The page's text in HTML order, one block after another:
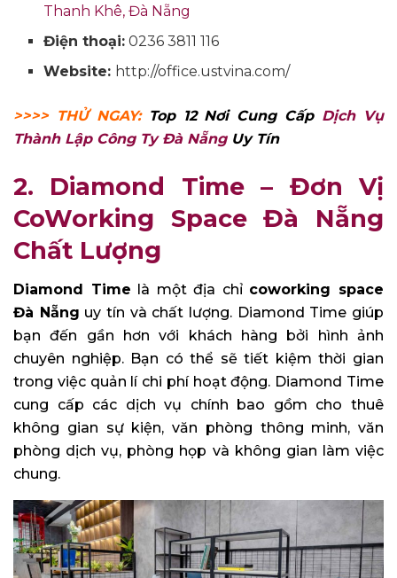
Thanh Khê, Đà Nẵng
Điện thoại: 0236 3811 116
Website: http://office.ustvina.com/
>>>> THỬ NGAY: Top 12 Nơi Cung Cấp Dịch Vụ
Thành Lập Công Ty Đà Nẵng Uy Tín
2. Diamond Time – Đơn Vị
CoWorking Space Đà Nẵng
Chất Lượng
Diamond Time là một địa chỉ coworking space
Đà Nẵng uy tín và chất lượng. Diamond Time giúp
bạn đến gần hơn với khách hàng bởi hình ảnh
chuyên nghiệp. Bạn có thể sẽ tiết kiệm thời gian
trong việc quản lí chi phí hoạt động. Diamond Time
cung cấp các dịch vụ chính bao gồm cho thuê
không gian sự kiện, văn phòng thông minh, văn
phòng dịch vụ, phòng họp và không gian làm việc
chung.